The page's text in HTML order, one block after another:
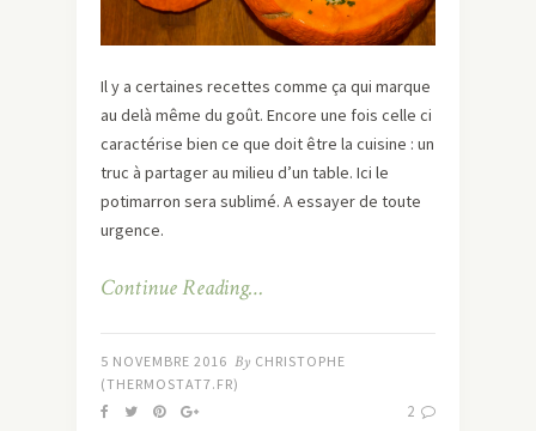
Il y a certaines recettes comme ça qui marque
au delà même du goût. Encore une fois celle ci
caractérise bien ce que doit être la cuisine : un
truc à partager au milieu d’un table. Ici le
potimarron sera sublimé. A essayer de toute
urgence.
Continue Reading…
5 NOVEMBRE 2016 By CHRISTOPHE
(THERMOSTAT7.FR)
2